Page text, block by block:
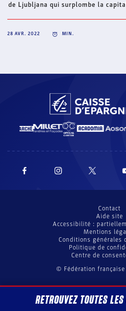
de Ljubljana qui surplombe la
du Nord, ainsi que les Pays-Bas et
28 AVR. 2022 MIN.
© Fédération
Contact
Aide site
Accessibilité :
Mentions
Conditions générales
Politique de
Centre de
RETROUVEZ TOUTES